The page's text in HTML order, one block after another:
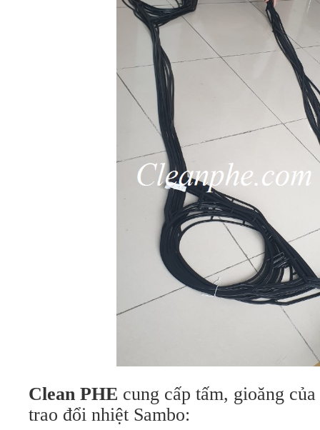
Clean PHE cung cấp tấm, gioăng
trao đổi nhiệt Sambo: